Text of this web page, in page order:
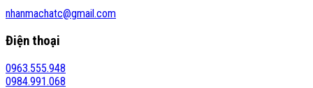
nhanmachatc@gmail.com
Điện thoại
0963.555.948
0984.991.068